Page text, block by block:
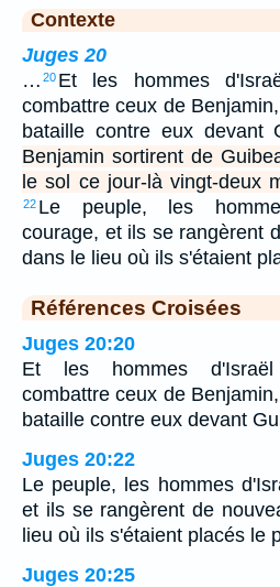
Contexte
Juges 20
… 20 Et les hommes
combattre ceux de
bataille contre eux devant
Benjamin sortirent de
le sol ce jour-là vingt-deux
22 Le peuple, les
courage, et ils se rangèrent
dans le lieu où ils s'étaient
Références Croisées
Juges 20:20
Et les hommes d'Israël
combattre ceux de
bataille contre eux devant
Juges 20:22
Le peuple, les hommes
et ils se rangèrent de
lieu où ils s'étaient placés le
Juges 20:25